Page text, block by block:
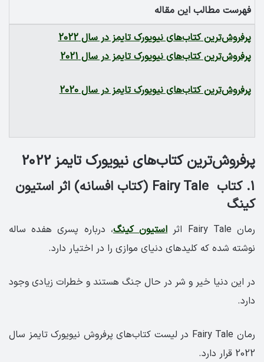
فهرست مطالب این مقاله
پرفروش‌ترین کتاب‌های نیویورک تایمز در سال 2022
پرفروش‌ترین کتاب‌های نیویورک تایمز در سال 2021
پرفروش‌ترین کتاب‌های نیویورک تایمز در سال 2020
پرفروش‌ترین کتاب‌های نیویورک تایمز 2022
1. کتاب ‏ Fairy Tale (کتاب افسانه) اثر استیون
کینگ
رمان Fairy Tale اثر استیون کینگ، درباره پسری هفده ساله
نوشته شده که کلیدهای دنیای موازی را در اختیار دارد.
در این دنیا خیر و شر در حال جنگ هستند و خطرات زیادی وجود
دارد.
رمان Fairy Tale در لیست کتاب‌های پرفروش نیویورک تایمز سال
2022 قرار دارد.